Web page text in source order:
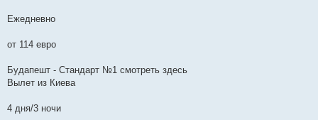
Ежедневно
от 114 евро
Будапешт - Стандарт №1 смотреть здесь
Вылет из Киева
4 дня/3 ночи